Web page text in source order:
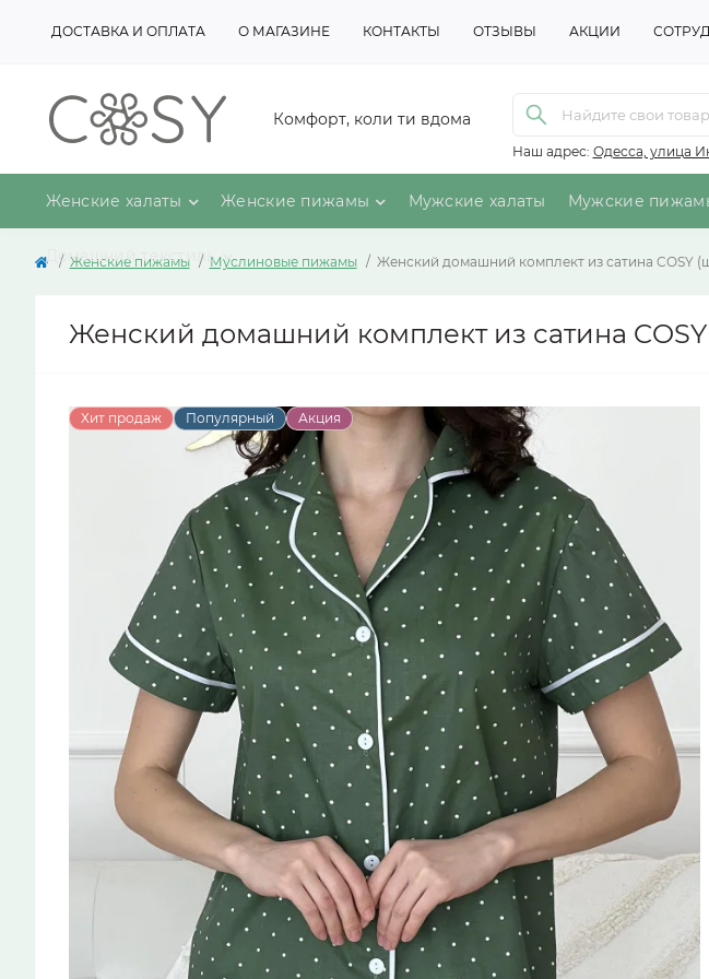
ДОСТАВКА И ОПЛАТА О МАГАЗИНЕ КОНТАКТЫ ОТЗЫВЫ АКЦИИ
Комфорт, коли ти вдома
Наш адрес: Одесса, улица
Женские халаты Женские пижамы Мужские халаты Мужские
Домашний текстиль
Женские пижамы Муслиновые пижамы Женский домашний комплект из сатина COSY
Женский домашний комплект из сатина
Хит продаж Популярный Акция